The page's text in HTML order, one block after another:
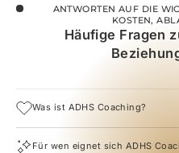
ANTWORTEN AUF DIE
KOSTEN,
Häufige Fragen
Was ist ADHS Coaching?
Für wen eignet sich ADHS